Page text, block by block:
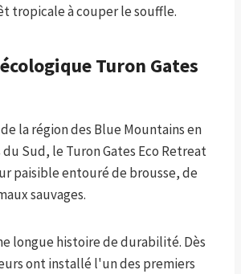
tropicale à couper le souffle.
Turon Gates
la région des Blue Mountains en
Sud, le Turon Gates Eco Retreat
paisible entouré de brousse, de
sauvages.
longue histoire de durabilité. Dès
ont installé l'un des premiers